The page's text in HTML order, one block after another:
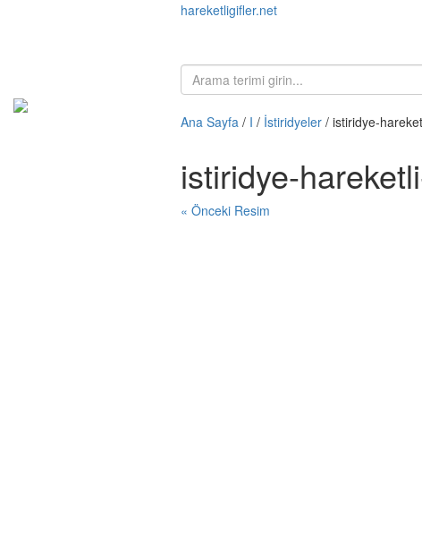
hareketligifler.net
Ana Sayfa / I / İstiridyeler / istiridye-
istiridye-
« Önceki Resim